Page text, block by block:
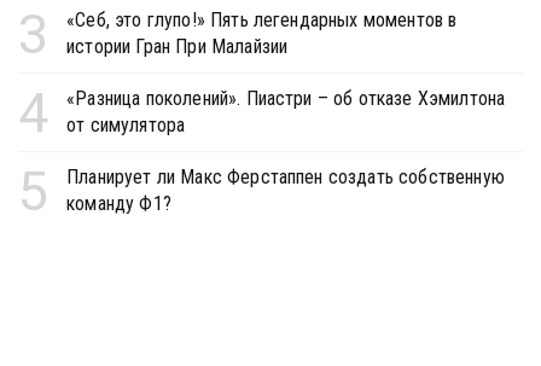
3
«Себ, это глупо!» Пять легендарных моментов в
истории Гран При Малайзии
4
«Разница поколений». Пиастри – об отказе Хэмилтона
от симулятора
5
Планирует ли Макс Ферстаппен создать собственную
команду Ф1?